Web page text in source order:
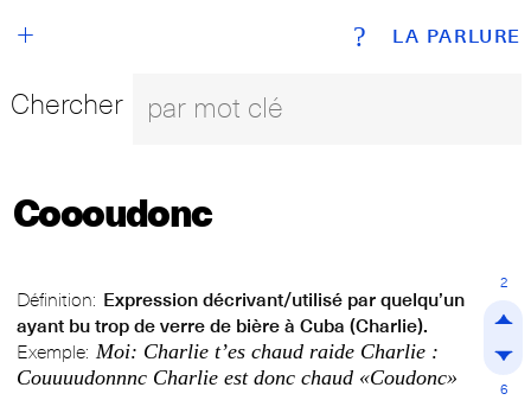
LA PARLURE
+ ?
Chercher
Coooudonc
Définition: Expression décrivant/utilisé par quelqu’un
ayant bu trop de verre de bière à Cuba (Charlie).
Exemple: Moi: Charlie t’es chaud raide Charlie :
Couuuudonnnc Charlie est donc chaud «Coudonc»
2
6